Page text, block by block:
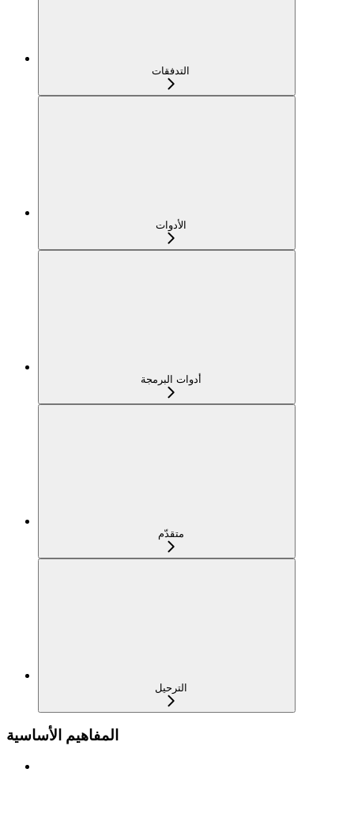
التدفقات
الأدوات
أدوات البرمجة
متقدّم
الترحيل
المفاهيم الأساسية